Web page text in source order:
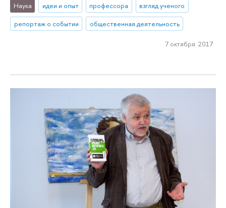
Наука идеи и опыт профессора
взгляд ученого
репортаж о событии
общественная деятельность
7 октября 2017